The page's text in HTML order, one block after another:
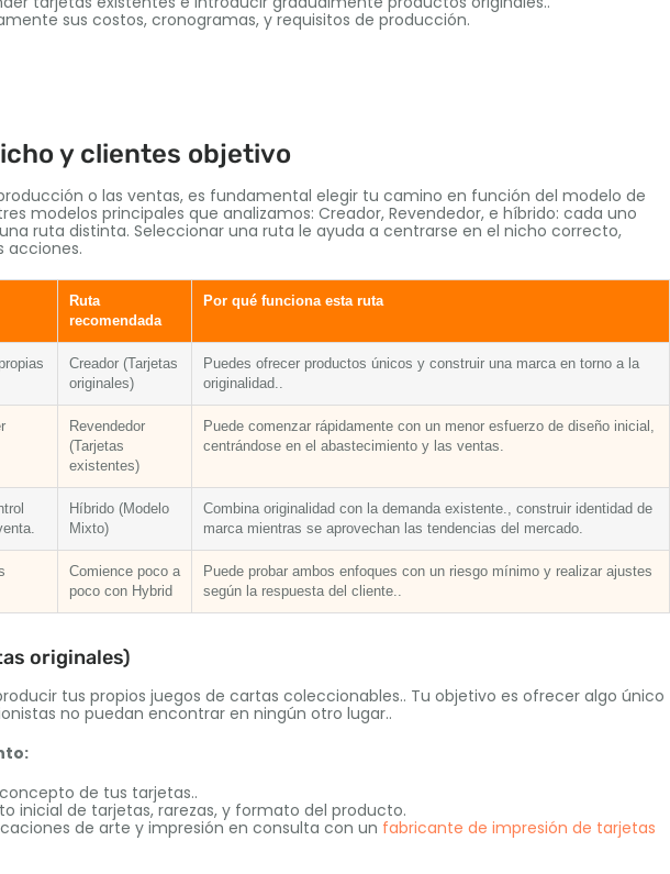
sus costos, cronogramas, y requisitos de producción.
y clientes objetivo
o las ventas, es fundamental elegir tu camino en función del modelo de
modelos principales que analizamos: Creador, Revendedor, e híbrido: cada uno
ruta distinta. Seleccionar una ruta le ayuda a centrarse en el nicho correcto,
acciones.
Ruta
recomendada
Por qué funciona esta ruta
Creador (Tarjetas
originales)
Puedes ofrecer productos únicos y construir una marca en torno a la
originalidad..
Revendedor
(Tarjetas
existentes)
Puede comenzar rápidamente con un menor esfuerzo de diseño inicial,
centrándose en el abastecimiento y las ventas.
Híbrido (Modelo
Mixto)
Combina originalidad con la demanda existente., construir identidad de
marca mientras se aprovechan las tendencias del mercado.
Comience poco a
poco con Hybrid
Puede probar ambos enfoques con un riesgo mínimo y realizar ajustes
según la respuesta del cliente..
originales)
tus propios juegos de cartas coleccionables.. Tu objetivo es ofrecer algo único
no puedan encontrar en ningún otro lugar..
de tus tarjetas..
inicial de tarjetas, rarezas, y formato del producto.
de arte y impresión en consulta con un fabricante de impresión de tarjetas